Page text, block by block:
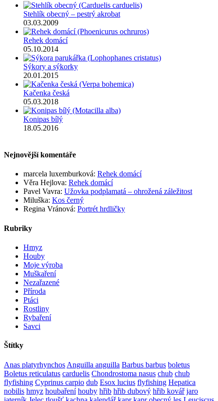
Stehlík obecný – pestrý akrobat
03.03.2009
Rehek domácí
05.10.2014
Sýkory a sýkorky
20.01.2015
Kačenka česká
05.03.2018
Konipas bílý
18.05.2016
Nejnovější komentáře
marcela luxemburková: Rehek domácí
Věra Hejlova: Rehek domácí
Pavel Vavra: Užovka podplamatá – ohrožená záležitost
Miluška: Kos černý
Regina Vránová: Portrét hrdličky
Rubriky
Hmyz
Houby
Moje výroba
Muškaření
Nezařazené
Příroda
Ptáci
Rostliny
Rybaření
Savci
Štítky
Anas platyrhynchos Anguilla anguilla Barbus barbus boletus
Boletus reticulatus carduelis Chondrostoma nasus chub chub
flyfishing Cyprinus carpio dub Esox lucius flyfishing Hepatica
nobilis hmyz houbaření houby hřib hřib dubový hřib kovář jaro